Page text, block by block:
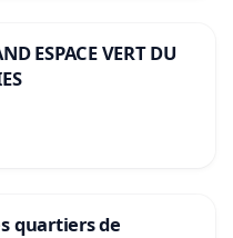
ESPACE VERT DU
quartiers de